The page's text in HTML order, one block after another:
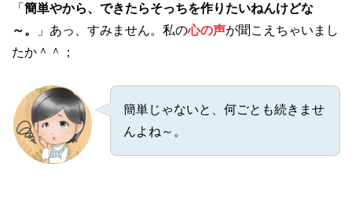
「 簡単やから、できたらそっちを作りたいねんけどな
～。
」あっ、すみません。私の心の声が聞こえちゃいまし
たか＾＾；
簡単じゃないと、何ごとも続きませ
んよね～。